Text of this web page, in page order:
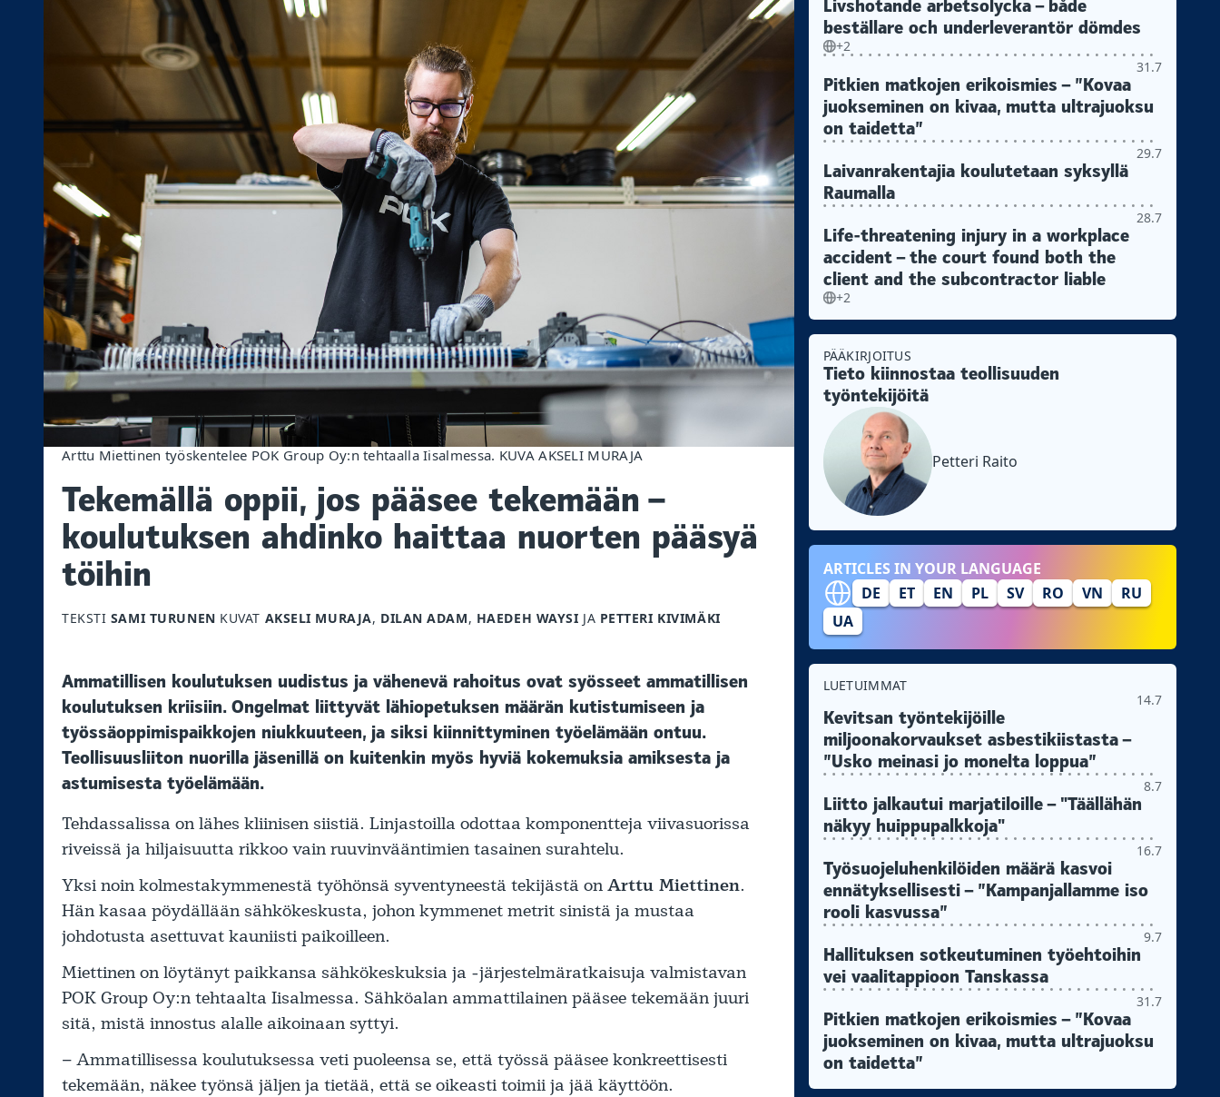
Arttu Miettinen työskentelee POK Group Oy:n tehtaalla Iisalmessa. KUVA AKSELI MURAJA
Tekemällä oppii, jos pääsee tekemään –
koulutuksen ahdinko haittaa nuorten pääsyä
töihin
TEKSTI SAMI TURUNEN KUVAT AKSELI MURAJA, DILAN ADAM, HAEDEH WAYSI JA PETTERI KIVIMÄKI
Ammatillisen koulutuksen uudistus ja vähenevä rahoitus ovat syösseet ammatillisen
koulutuksen kriisiin. Ongelmat liittyvät lähiopetuksen määrän kutistumiseen ja
työssäoppimispaikkojen niukkuuteen, ja siksi kiinnittyminen työelämään ontuu.
Teollisuusliiton nuorilla jäsenillä on kuitenkin myös hyviä kokemuksia amiksesta ja
astumisesta työelämään.
Tehdassalissa on lähes kliinisen siistiä. Linjastoilla odottaa komponentteja viivasuorissa
riveissä ja hiljaisuutta rikkoo vain ruuvinvääntimien tasainen surahtelu.
Yksi noin kolmestakymmenestä työhönsä syventyneestä tekijästä on Arttu Miettinen.
Hän kasaa pöydällään sähkökeskusta, johon kymmenet metrit sinistä ja mustaa
johdotusta asettuvat kauniisti paikoilleen.
Miettinen on löytänyt paikkansa sähkökeskuksia ja -järjestelmäratkaisuja valmistavan
POK Group Oy:n tehtaalta Iisalmessa. Sähköalan ammattilainen pääsee tekemään juuri
sitä, mistä innostus alalle aikoinaan syttyi.
– Ammatillisessa koulutuksessa veti puoleensa se, että työssä pääsee konkreettisesti
tekemään, näkee työnsä jäljen ja tietää, että se oikeasti toimii ja jää käyttöön.
Livshotande arbetsolycka – både
beställare och underleverantör dömdes
+2
31.7
Pitkien matkojen erikoismies – ”Kovaa
juokseminen on kivaa, mutta ultrajuoksu
on taidetta”
29.7
Laivanrakentajia koulutetaan syksyllä
Raumalla
28.7
Life-threatening injury in a workplace
accident – the court found both the
client and the subcontractor liable
+2
PÄÄKIRJOITUS
Tieto kiinnostaa teollisuuden
työntekijöitä
Petteri Raito
ARTICLES IN YOUR LANGUAGE
DE
ET EN PL SV RO VN
RU
UA
LUETUIMMAT
14.7
Kevitsan työntekijöille
miljoonakorvaukset asbestikiistasta –
”Usko meinasi jo monelta loppua”
8.7
Liitto jalkautui marjatiloille – "Täällähän
näkyy huippupalkkoja"
16.7
Työsuojeluhenkilöiden määrä kasvoi
ennätyksellisesti – ”Kampanjallamme iso
rooli kasvussa”
9.7
Hallituksen sotkeutuminen työehtoihin
vei vaalitappioon Tanskassa
31.7
Pitkien matkojen erikoismies – ”Kovaa
juokseminen on kivaa, mutta ultrajuoksu
on taidetta”